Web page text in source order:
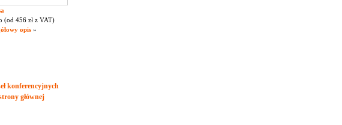
(od 456 zł z VAT)
opis »
konferencyjnych
głównej